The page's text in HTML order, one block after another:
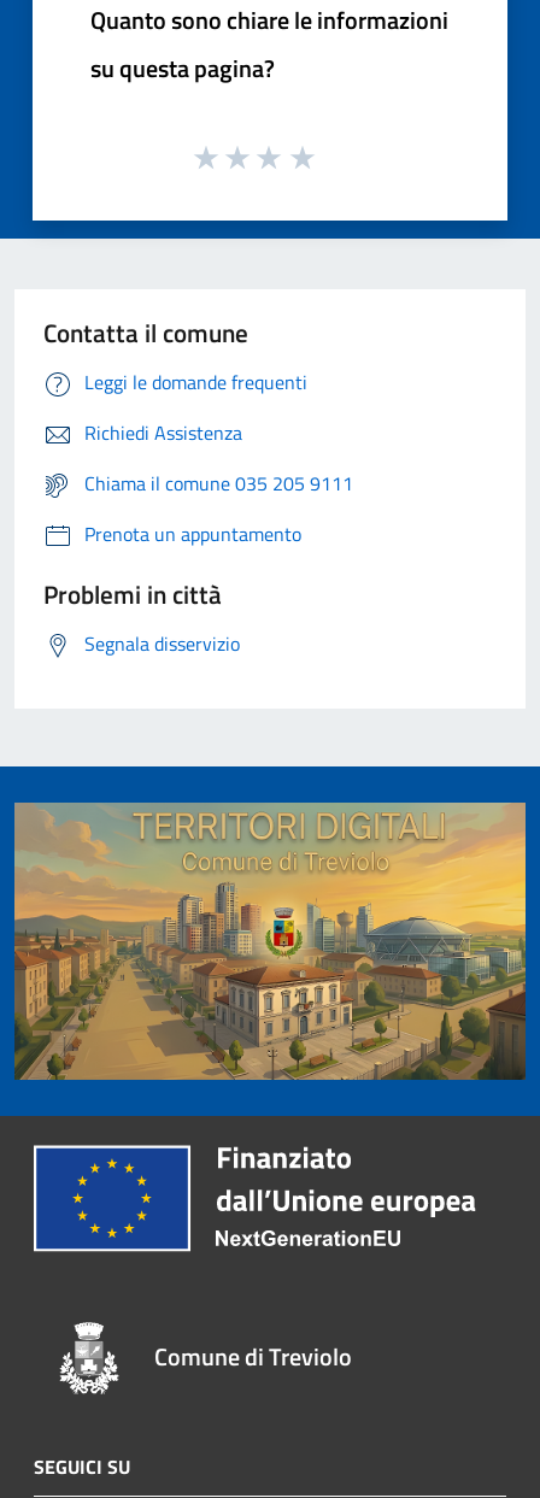
Quanto sono chiare le informazioni
su questa pagina?
Contatta il comune
Leggi le domande frequenti
Richiedi Assistenza
Chiama il comune 035 205 9111
Prenota un appuntamento
Problemi in città
Segnala disservizio
Comune di Treviolo
SEGUICI SU